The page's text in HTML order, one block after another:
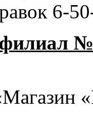
6-
филиал